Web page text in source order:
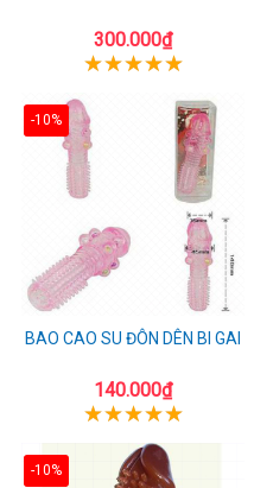
300.000₫
-10%
BAO CAO SU ĐÔN DÊN BI GAI
140.000₫
-10%